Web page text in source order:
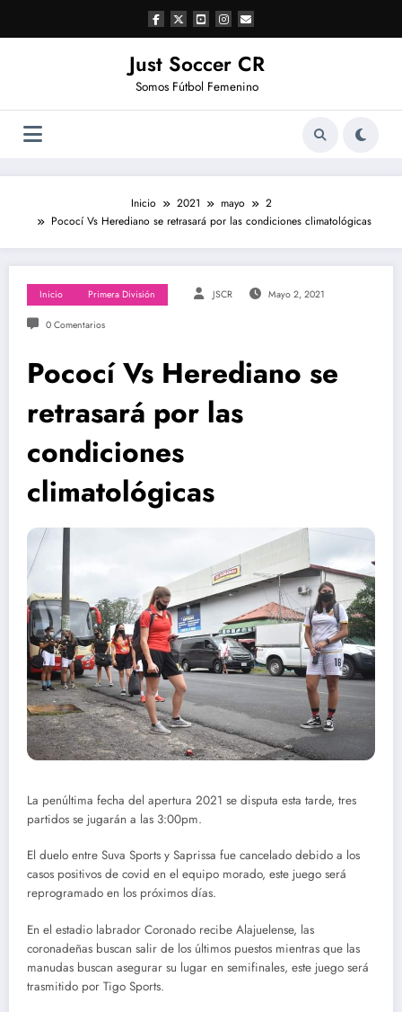
contenido
Just Soccer CR
Somos Fútbol Femenino
Inicio 2021 mayo
2
Pococí Vs Herediano se retrasará por las condiciones climatológicas
Inicio Primera División JSCR Mayo 2, 2021
0 Comentarios
Pococí Vs Herediano se
retrasará por las
condiciones
climatológicas
La penúltima fecha del apertura 2021 se disputa esta tarde, tres
partidos se jugarán a las 3:00pm.
El duelo entre Suva Sports y Saprissa fue cancelado debido a los
casos positivos de covid en el equipo morado, este juego será
reprogramado en los próximos días.
En el estadio labrador Coronado recibe Alajuelense, las
coronadeñas buscan salir de los últimos puestos mientras que las
manudas buscan asegurar su lugar en semifinales, este juego será
trasmitido por Tigo Sports.